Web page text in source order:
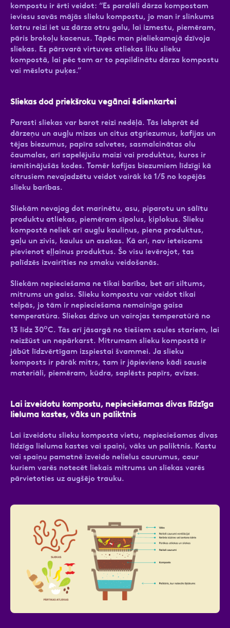
kompostu ir ērti veidot: “Es paralēli dārza kompostam
ieviesu savās mājās slieku kompostu, jo man ir slinkums
katru reizi iet uz dārza otru galu, lai izmestu, piemēram,
pāris brokoļu kacenus. Tāpēc man pieliekamajā dzīvoja
sliekas. Es pārsvarā virtuves atliekas liku slieku
kompostā, lai pēc tam ar to papildinātu dārza kompostu
vai mēslotu puķes.”
Sliekas dod priekšroku vegānai ēdienkartei
Parasti sliekas var barot reizi nedēļā. Tās labprāt ēd
dārzeņu un augļu mizas un citus atgriezumus, kafijas un
tējas biezumus, papīra salvetes, sasmalcinātas olu
čaumalas, arī sapelējušu maizi vai produktus, kuros ir
iemitinājušās kodes. Tomēr kafijas biezumiem līdzīgi kā
citrusiem nevajadzētu veidot vairāk kā 1/5 no kopējās
slieku barības.
Sliekām nevajag dot marinētu, asu, piparotu un sālītu
produktu atliekas, piemēram sīpolus, ķiplokus. Slieku
kompostā neliek arī augļu kauliņus, piena produktus,
gaļu un zivis, kaulus un asakas. Kā arī, nav ieteicams
pievienot eļļainus produktus. Šo visu ievērojot, tas
palīdzēs izvairīties no smaku veidošanās.
Sliekām nepieciešama ne tikai barība, bet arī siltums,
mitrums un gaiss. Slieku kompostu var veidot tikai
telpās, jo tām ir nepieciešama nemainīga gaisa
temperatūra. Sliekas dzīvo un vairojas temperatūrā no
13 līdz 30oC. Tās arī jāsargā no tiešiem saules stariem, lai
neizžūst un nepārkarst. Mitrumam slieku kompostā ir
jābūt līdzvērtīgam izspiestai švammei. Ja slieku
komposts ir pārāk mitrs, tam ir jāpievieno kādi sausie
materiāli, piemēram, kūdra, saplēsts papīrs, avīzes.
Lai izveidotu kompostu, nepieciešamas divas līdzīga
lieluma kastes, vāks un paliktnis
Lai izveidotu slieku komposta vietu, nepieciešamas divas
līdzīga lieluma kastes vai spaiņi, vāks un paliktnis. Kastu
vai spaiņu pamatnē izveido nelielus caurumus, caur
kuriem varēs notecēt liekais mitrums un sliekas varēs
pārvietoties uz augšējo trauku.